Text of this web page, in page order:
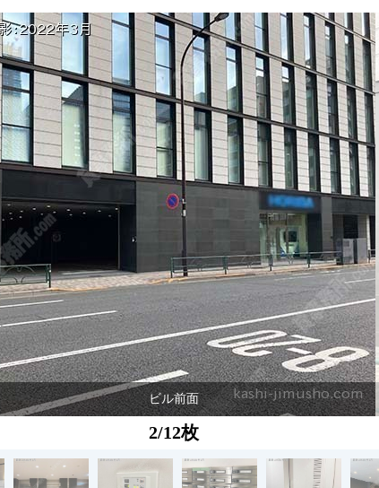
ビル前面
2/12枚